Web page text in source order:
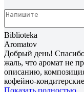
Biblioteka
Aromatov
Добрый день!
жаль, что аромат не
описанию,
кофейно-
Показать полностью...